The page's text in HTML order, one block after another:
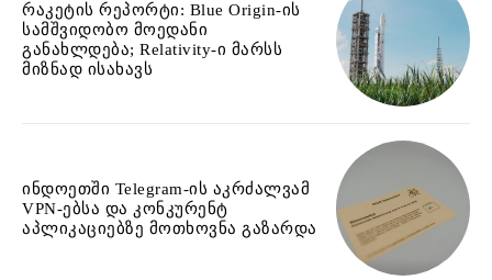
რაკეტის რეპორტი: Blue Origin-ის
სამშვიდობო მოედანი
განახლდება; Relativity-ი მარსს
მიზნად ისახავს
ინდოეთში Telegram-ის აკრძალვამ
VPN-ებსა და კონკურენტ
აპლიკაციებზე მოთხოვნა გაზარდა